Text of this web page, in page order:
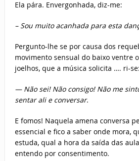
Ela pára. Envergonhada, diz-me:
– Sou muito acanhada para esta
Pergunto-lhe se por causa dos
movimento sensual do baixo ventre
joelhos, que a música solicita …. ri-se:
— Não sei! Não consigo! Não me
sentar ali e conversar.
E fomos! Naquela amena conversa
essencial e fico a saber onde mora,
estuda, qual a hora da saída das
entendo por consentimento.